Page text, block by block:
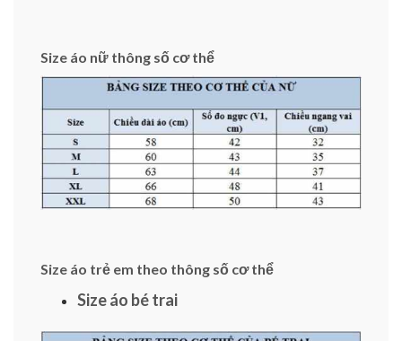
Size áo nữ thông số cơ thể
Size áo trẻ em theo thông số cơ thể
Size áo bé trai